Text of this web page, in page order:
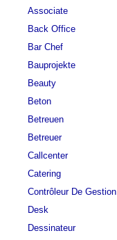
Associate
Back Office
Bar Chef
Bauprojekte
Beauty
Beton
Betreuen
Betreuer
Callcenter
Catering
Contrôleur De Gestion
Desk
Dessinateur